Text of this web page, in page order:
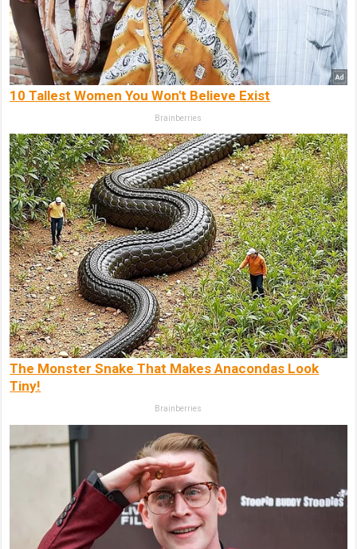
10 Tallest Women You Won't Believe Exist
Brainberries
The Monster Snake That Makes Anacondas Look
Tiny!
Brainberries